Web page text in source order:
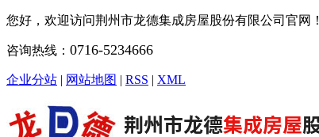
您好，欢迎访问荆州市龙德集成房屋股份有限公司官网！
咨询热线： 0716-5234666
企业分站 | 网站地图 | RSS | XML